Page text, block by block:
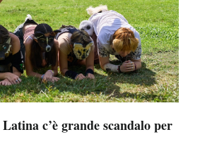
c’è grande scandalo per